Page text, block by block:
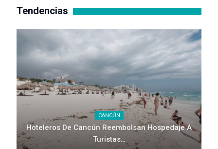
Tendencias
CANCÚN
Hoteleros De Cancún Reembolsan Hospedaje A
Turistas…